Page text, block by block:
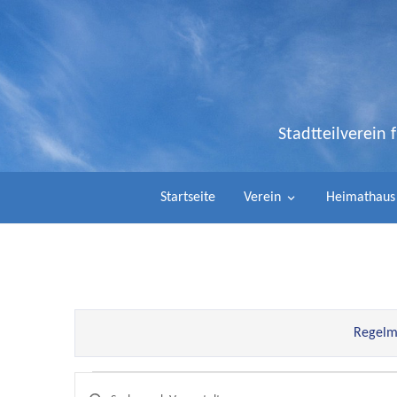
Stadtteilverein
Startseite Verein Heimathaus
Bitte